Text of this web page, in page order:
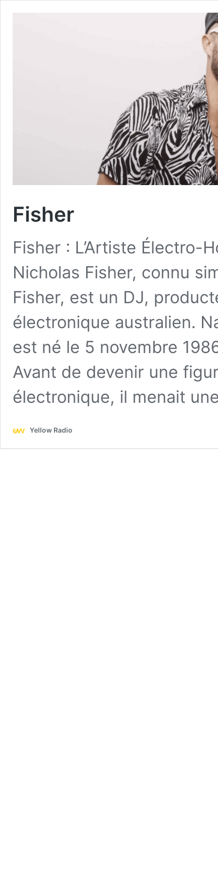
Fisher
Fisher : L’Artiste Électro-
Nicholas Fisher, connu
Fisher, est un DJ,
électronique australien.
est né le 5 novembre
Avant de devenir une
électronique, il menait
Yellow Radio